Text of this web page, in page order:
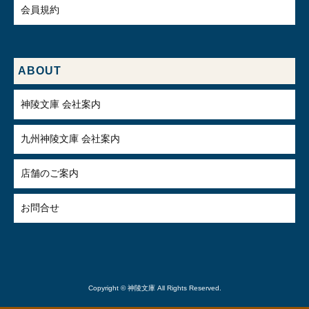
会員規約
ABOUT
神陵文庫 会社案内
九州神陵文庫 会社案内
店舗のご案内
お問合せ
Copyright © 神陵文庫 All Rights Reserved.